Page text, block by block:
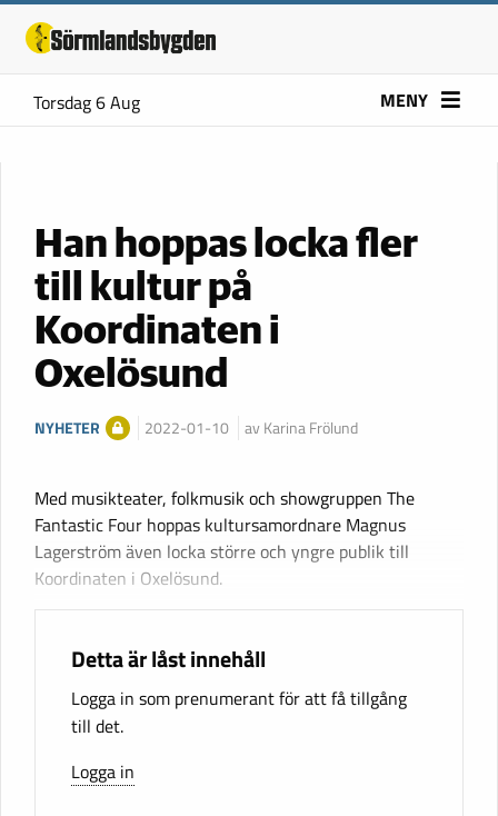
Torsdag 6 Aug MENY
Han hoppas locka fler
till kultur på
Koordinaten i
Oxelösund
NYHETER 2022-01-10 av Karina Frölund
Med musikteater, folkmusik och showgruppen The
Fantastic Four hoppas kultursamordnare Magnus
Lagerström även locka större och yngre publik till
Koordinaten i Oxelösund.
Detta är låst innehåll
Logga in som prenumerant för att få tillgång
till det.
Logga in